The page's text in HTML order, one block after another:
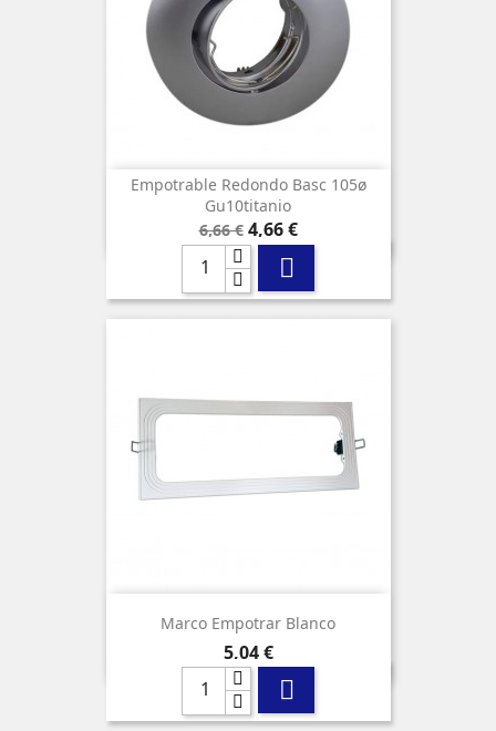
Empotrable Redondo Basc 105ø
Gu10titanio
Precio
base
6,66 € Precio
4,66 €

Marco Empotrar Blanco
Precio
5,04 €
